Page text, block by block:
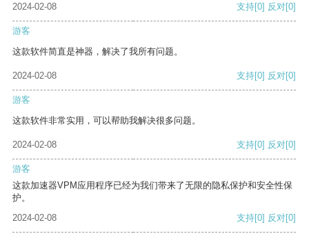
2024-02-08 支持[0] 反对[0]
游客
这款软件简直是神器，解决了我所有问题。
2024-02-08 支持[0] 反对[0]
游客
这款软件非常实用，可以帮助我解决很多问题。
2024-02-08 支持[0] 反对[0]
游客
这款加速器VPM应用程序已经为我们带来了无限的隐私保护和安全性保
护。
2024-02-08
支持[0] 反对[0]